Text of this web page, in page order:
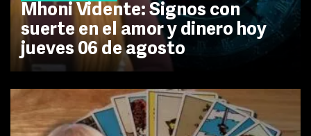
Mhoni Vidente: Signos con
suerte en el amor y dinero hoy
jueves 06 de agosto